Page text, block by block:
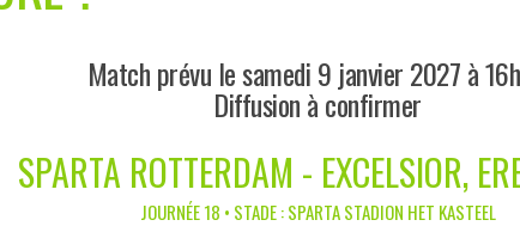
Match prévu le samedi 9 janvier 2027 à
Diffusion à confirmer
SPARTA ROTTERDAM - EXCELSIOR,
JOURNÉE 18 • STADE : SPARTA STADION HET KASTEEL